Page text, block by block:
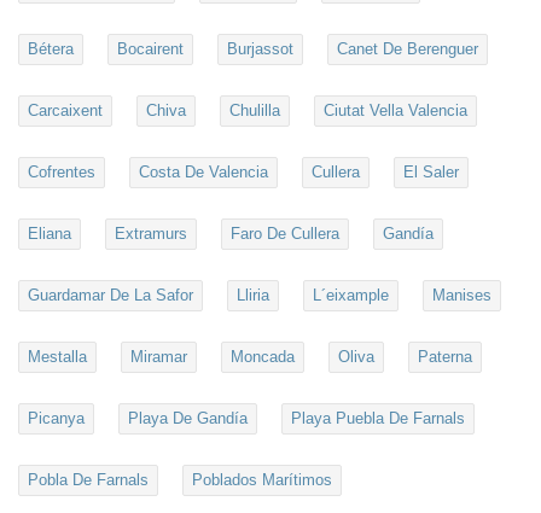
Bétera Bocairent Burjassot Canet De Berenguer
Carcaixent Chiva Chulilla Ciutat Vella Valencia
Cofrentes Costa De Valencia Cullera El Saler
Eliana Extramurs Faro De Cullera Gandía
Guardamar De La Safor Lliria L´eixample Manises
Mestalla Miramar Moncada Oliva Paterna
Picanya Playa De Gandía Playa Puebla De Farnals
Pobla De Farnals Poblados Marítimos